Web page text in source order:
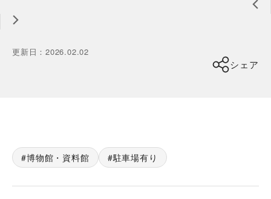
更新日 ：2026.02.02
シェア
博物館・資料館 駐車場有り